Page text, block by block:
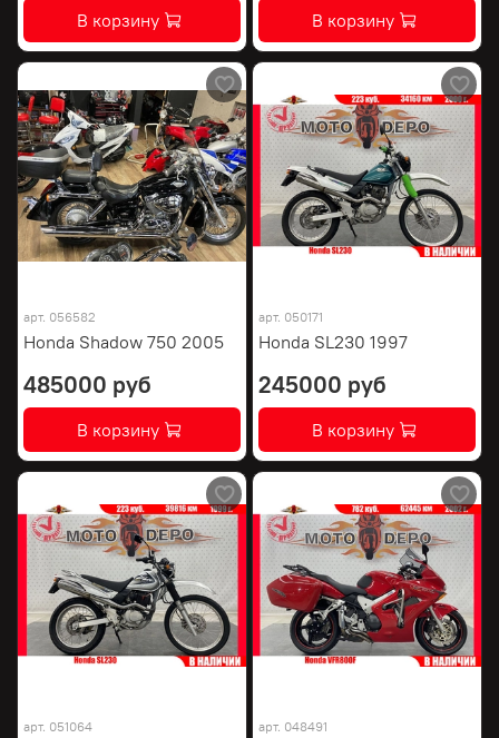
В корзину В корзину
арт. 056582
Honda Shadow 750 2005
485000 руб
В корзину
арт. 050171
Honda SL230 1997
245000 руб
В корзину
арт. 051064 арт. 048491